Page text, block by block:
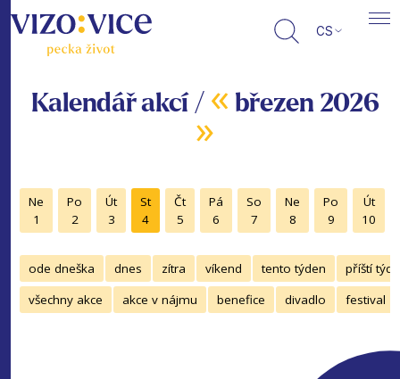
CS
Kalendář akcí / « březen 2026
»
Ne
1
Po
2
Út
3
St
4
Čt
5
Pá
6
So
7
Ne
8
Po
9
Út
10
ode dneška dnes zítra víkend tento týden
příští
všechny akce
akce v nájmu benefice divadlo festival